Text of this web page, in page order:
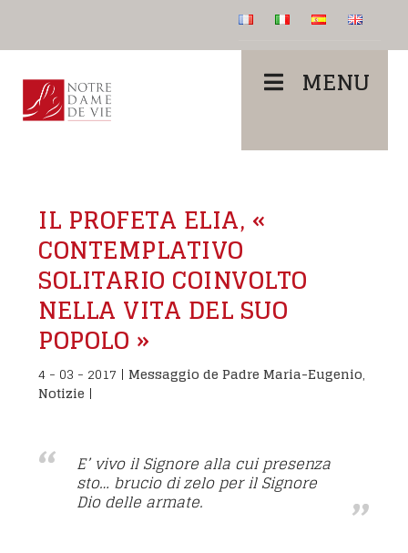
MENU
IL PROFETA ELIA, «
CONTEMPLATIVO
SOLITARIO COINVOLTO
NELLA VITA DEL SUO
POPOLO »
4 - 03 - 2017 |Messaggio de Padre Maria-Eugenio,
Notizie |
E’ vivo il Signore alla cui presenza
sto… brucio di zelo per il Signore
Dio delle armate.